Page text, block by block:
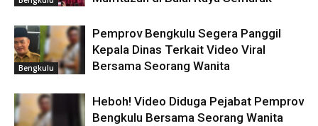
Bengkulu
Pemprov Bengkulu Segera Panggil
Kepala Dinas Terkait Video Viral
Bersama Seorang Wanita
Heboh! Video Diduga Pejabat Pemprov
Bengkulu Bersama Seorang Wanita